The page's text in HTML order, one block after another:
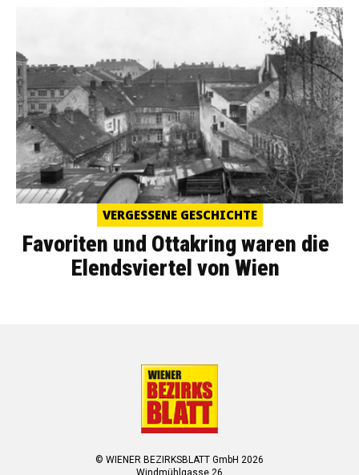
VERGESSENE GESCHICHTE
Favoriten und Ottakring waren die
Elendsviertel von Wien
© WIENER BEZIRKSBLATT GmbH 2026